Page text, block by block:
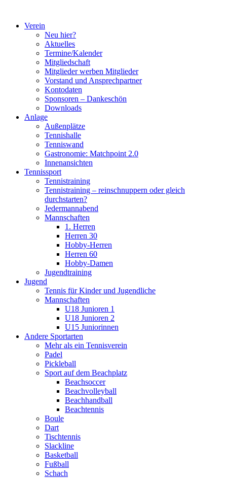
springenVerein
Neu hier?
Aktuelles
Termine/Kalender
Mitgliedschaft
Mitglieder werben Mitglieder
Vorstand und Ansprechpartner
Kontodaten
Sponsoren – Dankeschön
Downloads
Anlage
Außenplätze
Tennishalle
Tenniswand
Gastronomie: Matchpoint 2.0
Innenansichten
Tennissport
Tennistraining
Tennistraining – reinschnuppern oder gleich
durchstarten?
Jedermannabend
Mannschaften
1. Herren
Herren 30
Hobby-Herren
Herren 60
Hobby-Damen
Jugendtraining
Jugend
Tennis für Kinder und Jugendliche
Mannschaften
U18 Junioren 1
U18 Junioren 2
U15 Juniorinnen
Andere Sportarten
Mehr als ein Tennisverein
Padel
Pickleball
Sport auf dem Beachplatz
Beachsoccer
Beachvolleyball
Beachhandball
Beachtennis
Boule
Dart
Tischtennis
Slackline
Basketball
Fußball
Schach